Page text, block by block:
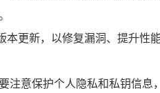
本更新，以修复漏洞、提升
注意保护个人隐私和私钥信